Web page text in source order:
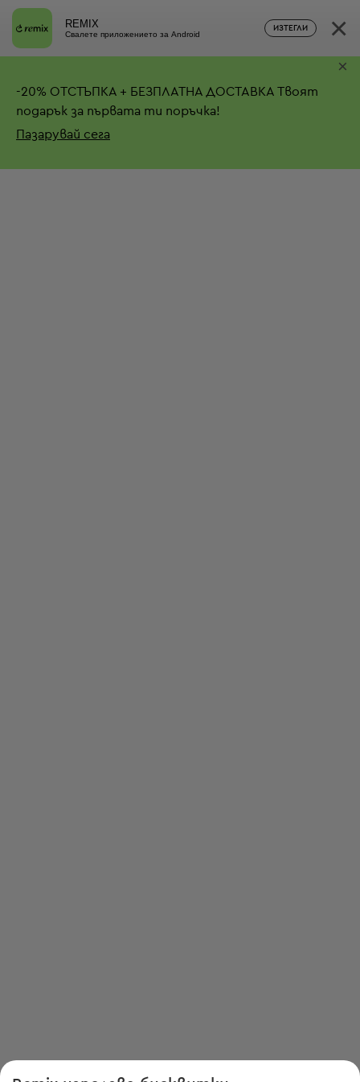
REMIX
Свалете приложението за Android
ИЗТЕГЛИ ×
-20% ОТСТЪПКА + БЕЗПЛАТНА ДОСТАВКА Твоят
подарък за първата ти поръчка!
Пазарувай сега
×